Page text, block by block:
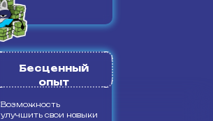
Бесценный
опыт
Возможность
улучшить свои навыки